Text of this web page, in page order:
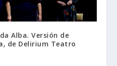
Alba. Versión de
de Delirium Teatro